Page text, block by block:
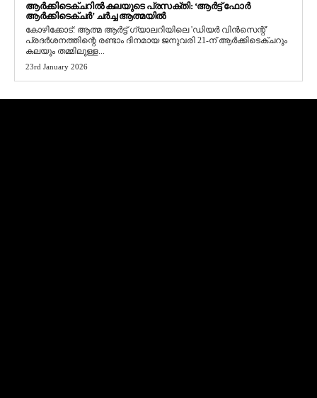
ആർക്കിടെക്ചറിൽ കലയുടെ പ്രസക്തി: ‘ആർട്ട് ഫോർ
ആർക്കിടെക്ചർ’ ചർച്ച ആത്മയിൽ
​കോഴിക്കോട്: ആത്മ ആർട്ട് ഗ്യാലറിയിലെ 'ഡിയർ വിൻസെന്റ്'
പ്രദർശനത്തിന്റെ രണ്ടാം ദിനമായ ജനുവരി 21-ന് ആർക്കിടെക്ചറും
കലയും തമ്മിലുള്ള...
23rd January 2026